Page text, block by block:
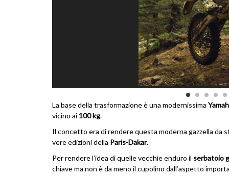
La base della trasformazione è una modernissima
vicino ai 100 kg.
Il concetto era di rendere questa moderna gazzella da
vere edizioni della Paris-Dakar.
Per rendere l’idea di quelle vecchie enduro il serbatoio
chiave ma non è da meno il cupolino dall’aspetto